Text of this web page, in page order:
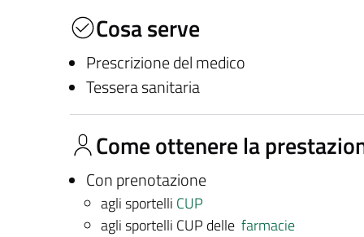
Cosa serve
Prescrizione del medico
Tessera sanitaria
Come ottenere la
Con prenotazione
agli sportelli CUP
agli sportelli CUP delle farmacie